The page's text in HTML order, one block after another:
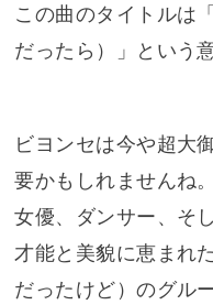
この曲のタイトルは
だったら）」という
ビヨンセは今や超大
要かもしれませんね
女優、ダンサー、そ
才能と美貌に恵まれ
だったけど）のグル